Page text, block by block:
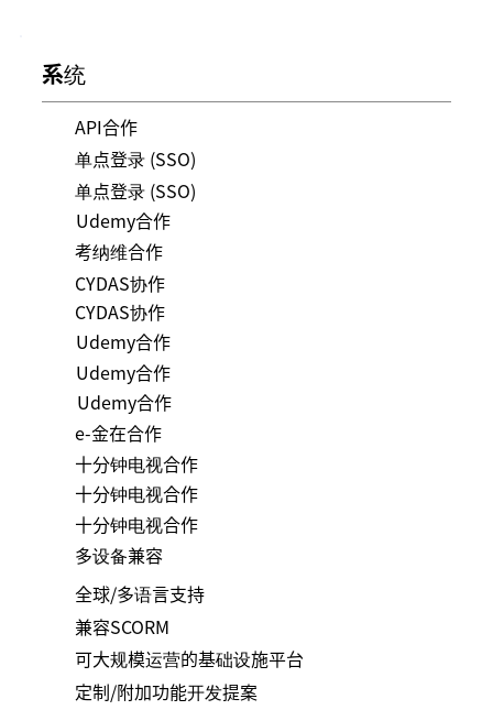
系统
API合作
单点登录 (SSO)
单点登录 (SSO)
Udemy合作
考纳维合作
CYDAS协作
CYDAS协作
Udemy合作
Udemy合作
Udemy合作
e-金在合作
十分钟电视合作
十分钟电视合作
十分钟电视合作
多设备兼容
全球/多语言支持
兼容SCORM
可大规模运营的基础设施平台
定制/附加功能开发提案